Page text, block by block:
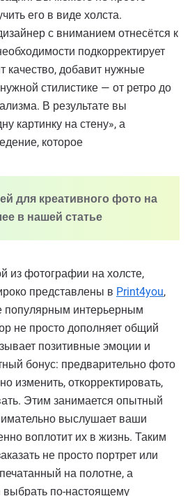
его в виде холста.
с вниманием отнесётся к
подкорректирует
качество, добавит нужные
стилистике — от ретро до
В результате вы
картинку на стену», а
которое
для креативного фото на
в нашей статье
из фотографии на холсте,
представлены в Print4you,
популярным интерьерным
не просто дополняет общий
позитивные эмоции и
бонус: предварительно фото
изменить, откорректировать,
Этим занимается опытный
выслушает ваши
воплотит их в жизнь. Таким
не просто портрет или
на полотне, а
по-настоящему